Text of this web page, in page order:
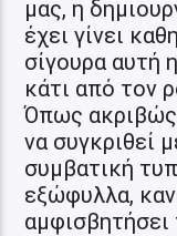
μας, η
έχει γίνει
σίγουρα αυτή
κάτι από τον
Όπως ακριβώς
να συγκριθεί
συμβατική
εξώφυλλα,
αμφισβητήσει